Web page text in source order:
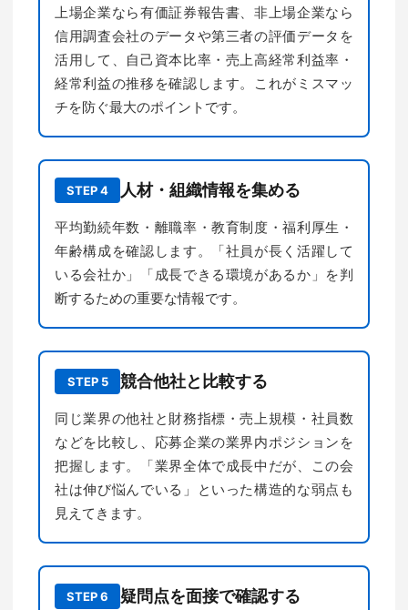
上場企業なら有価証券報告書、非上場企業なら
信用調査会社のデータや第三者の評価データを
活用して、自己資本比率・売上高経常利益率・
経常利益の推移を確認します。これがミスマッ
チを防ぐ最大のポイントです。
STEP 4 人材・組織情報を集める
平均勤続年数・離職率・教育制度・福利厚生・
年齢構成を確認します。「社員が長く活躍して
いる会社か」「成長できる環境があるか」を判
断するための重要な情報です。
STEP 5 競合他社と比較する
同じ業界の他社と財務指標・売上規模・社員数
などを比較し、応募企業の業界内ポジションを
把握します。「業界全体で成長中だが、この会
社は伸び悩んでいる」といった構造的な弱点も
見えてきます。
STEP 6 疑問点を面接で確認する